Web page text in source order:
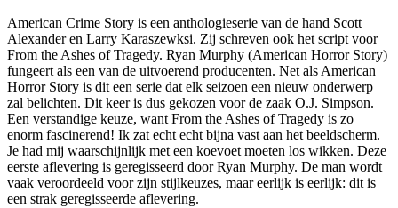
American Crime Story is een anthologieserie van de hand Scott
Alexander en Larry Karaszewksi. Zij schreven ook het script voor
From the Ashes of Tragedy. Ryan Murphy (American Horror Story)
fungeert als een van de uitvoerend producenten. Net als American
Horror Story is dit een serie dat elk seizoen een nieuw onderwerp
zal belichten. Dit keer is dus gekozen voor de zaak O.J. Simpson.
Een verstandige keuze, want From the Ashes of Tragedy is zo
enorm fascinerend! Ik zat echt echt bijna vast aan het beeldscherm.
Je had mij waarschijnlijk met een koevoet moeten los wikken. Deze
eerste aflevering is geregisseerd door Ryan Murphy. De man wordt
vaak veroordeeld voor zijn stijlkeuzes, maar eerlijk is eerlijk: dit is
een strak geregisseerde aflevering.